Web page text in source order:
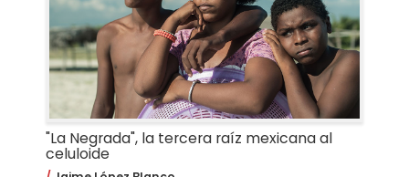
"La Negrada", la tercera raíz mexicana al
celuloide